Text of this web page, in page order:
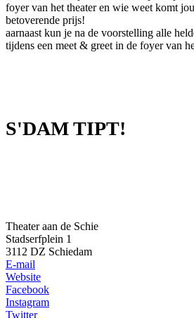
foyer van het theater en wie weet komt
betoverende prijs!
aarnaast kun je na de voorstelling alle
tijdens een meet & greet in de foyer van
S'DAM TIPT!
Theater aan de Schie
Stadserfplein 1
3112 DZ Schiedam
E-mail
Website
Facebook
Instagram
Twitter